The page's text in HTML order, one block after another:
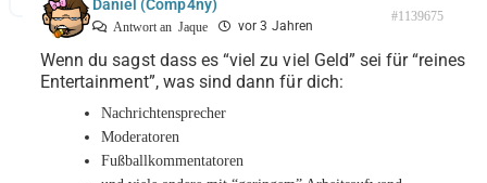
Daniel (Comp4ny)
Antwort an Jaque vor 3 Jahren
#1139675
Wenn du sagst dass es “viel zu viel Geld” sei für “reines
Entertainment”, was sind dann für dich:
Nachrichtensprecher
Moderatoren
Fußballkommentatoren